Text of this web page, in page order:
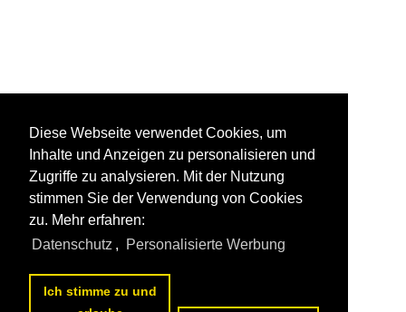
Diese Webseite verwendet Cookies, um
Inhalte und Anzeigen zu personalisieren und
Zugriffe zu analysieren. Mit der Nutzung
stimmen Sie der Verwendung von Cookies
zu. Mehr erfahren:
Datenschutz , Personalisierte Werbung
Ich stimme zu und